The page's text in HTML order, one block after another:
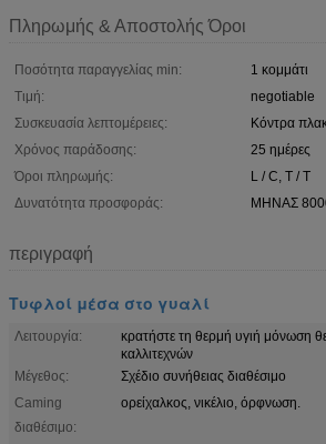
Πληρωμής & Αποστολής Όροι
Ποσότητα παραγγελίας min:
1 κομμάτι
Τιμή:
negotiable
Συσκευασία λεπτομέρειες:
Κόντρα
Χρόνος παράδοσης:
25 ημέρες
Όροι πληρωμής:
L / C, T / T
Δυνατότητα προσφοράς:
ΜΗΝΑΣ
περιγραφή
Τυφλοί μέσα στο γυαλί
Λειτουργία:
κρατήστε τη θερμή υγιή μόνωση
καλλιτεχνών
Μέγεθος:
Σχέδιο συνήθειας διαθέσιμο
Caming
διαθέσιμο:
ορείχαλκος, νικέλιο, όρφνωση.